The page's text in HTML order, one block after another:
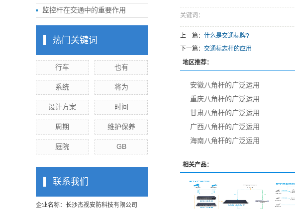
监控杆在交通中的重要作用
热门关键词
行车 也有
系统 将为
设计方案 时间
周期 维护保养
庭院 GB
联系我们
企业名称：长沙杰视安防科技有限公司
关键词：
上一篇： 什么是交通标牌?
下一篇： 交通标志杆的应用
地区推荐：
安徽八角杆的广泛运用
重庆八角杆的广泛运用
甘肃八角杆的广泛运用
广西八角杆的广泛运用
海南八角杆的广泛运用
相关产品：